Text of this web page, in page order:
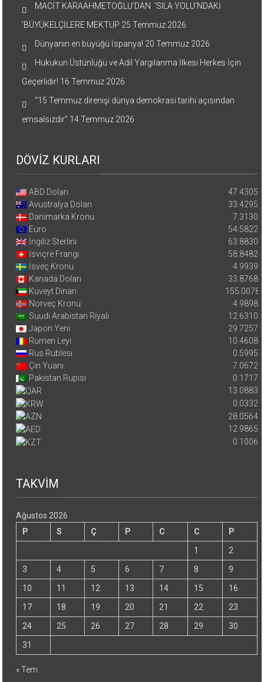
MACİT KARAAHMETOĞLU’DAN ‘SILA YOLU’NDAKİ
’BÜYÜKELÇİLERE MEKTUP 25 Temmuz 2026
Dünyanın en büyüğü İspanya! 20 Temmuz 2026
Hukukun Üstünlüğü ve Adil Yargılanma İlkesi Herkes İçin
Geçerlidir! 16 Temmuz 2026
“15 Temmuz direnişi dünya demokrasi tarihi açısından
emsalsizdir” 14 Temmuz 2026
DÖVİZ KURLARI
ABD Doları
47.4305
Avustralya Doları
33.4295
Danimarka Kronu
7.3130
Euro
54.5822
İngiliz Sterlini
63.8830
İsviçre Frangı
58.8482
İsveç Kronu
4.9939
Kanada Doları
33.8768
Kuveyt Dinarı
155.0078
Norveç Kronu
4.9898
Suudi Arabistan Riyali
12.6310
Japon Yeni
29.7257
Rumen Leyi
10.4608
Rus Rublesi
0.5995
Çin Yuanı
7.0672
Pakistan Rupisi
0.1717
13.0883
0.0332
28.0564
12.9865
0.1006
TAKVİM
Ağustos 2026
P
S Ç P C C
P
1
2
3
4 5 6 7 8
9
10
11 12 13 14 15
16
17
18 19 20 21 22
23
24
25 26 27 28 29
30
31
« Tem